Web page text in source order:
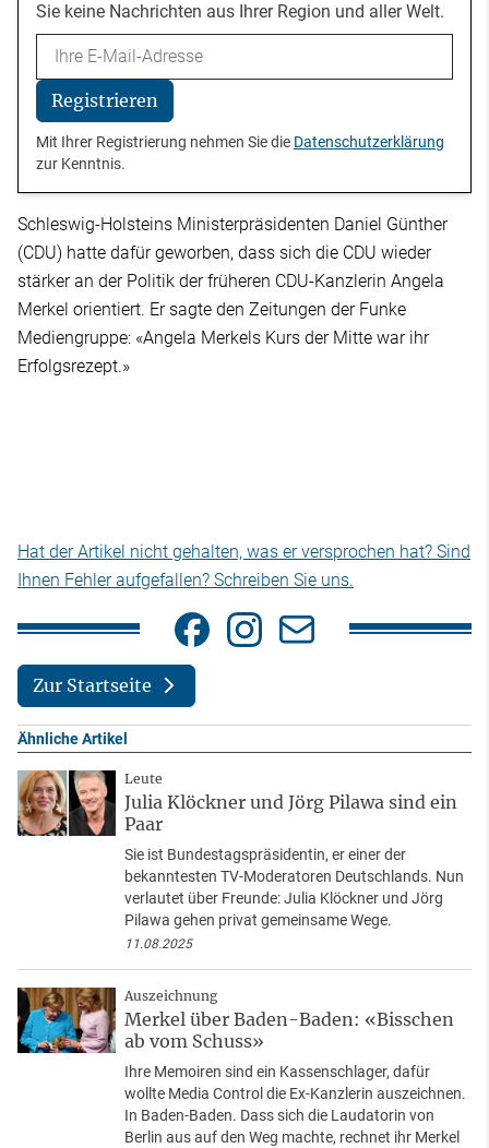
Sie keine Nachrichten aus Ihrer Region und aller Welt.
Email
Registrieren
Mit Ihrer Registrierung nehmen Sie die Datenschutzerklärung
zur Kenntnis.
Schleswig-Holsteins Ministerpräsidenten Daniel Günther
(CDU) hatte dafür geworben, dass sich die CDU wieder
stärker an der Politik der früheren CDU-Kanzlerin Angela
Merkel orientiert. Er sagte den Zeitungen der Funke
Mediengruppe: «Angela Merkels Kurs der Mitte war ihr
Erfolgsrezept.»
Hat der Artikel nicht gehalten, was er versprochen hat? Sind
Ihnen Fehler aufgefallen? Schreiben Sie uns.
Zur Startseite
Ähnliche Artikel
Leute
Julia Klöckner und Jörg Pilawa sind ein
Paar
Sie ist Bundestagspräsidentin, er einer der
bekanntesten TV-Moderatoren Deutschlands. Nun
verlautet über Freunde: Julia Klöckner und Jörg
Pilawa gehen privat gemeinsame Wege.
11.08.2025
Auszeichnung
Merkel über Baden-Baden: «Bisschen
ab vom Schuss»
Ihre Memoiren sind ein Kassenschlager, dafür
wollte Media Control die Ex-Kanzlerin auszeichnen.
In Baden-Baden. Dass sich die Laudatorin von
Berlin aus auf den Weg machte, rechnet ihr Merkel